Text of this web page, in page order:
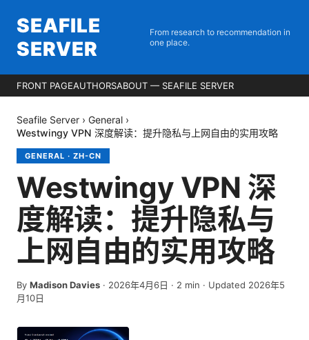
SEAFILE
SERVER
From research to recommendation in
one place.
FRONT PAGEAUTHORSABOUT — SEAFILE SERVER
Seafile Server › General ›
Westwingy VPN 深度解读：提升隐私与上网自由的实用攻略
GENERAL · ZH-CN
Westwingy VPN 深
度解读：提升隐私与
上网自由的实用攻略
By Madison Davies · 2026年4月6日 · 2 min · Updated 2026年5
月10日